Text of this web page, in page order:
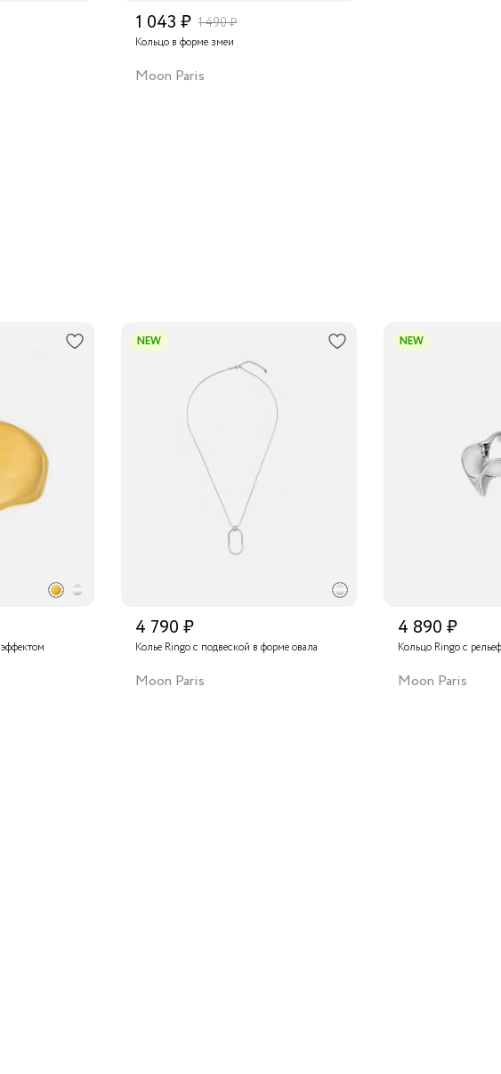
1 043 ₽ 1 490 ₽
Кольцо в форме змеи
Moon Paris
NEW
4 790 ₽
Колье Ringo с подвеской в форме овала
Moon Paris
NEW
4 890 ₽
Кольцо Ringo с
Moon Paris